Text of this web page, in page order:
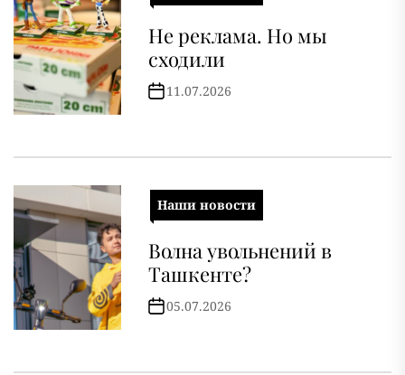
Не реклама. Но мы
сходили
11.07.2026
Наши новости
Волна увольнений в
Ташкенте?
05.07.2026